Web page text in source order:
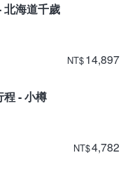
北海道千歲
NT$14,897
- 小樽
NT$4,782